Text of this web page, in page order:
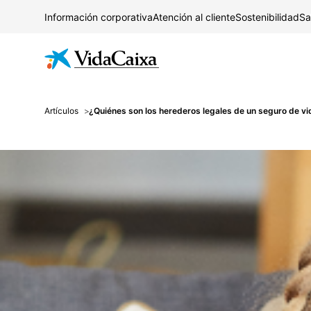
Información corporativaAtención al clienteSostenibilidad
Artículos ¿Quiénes son los herederos legales de un seguro de